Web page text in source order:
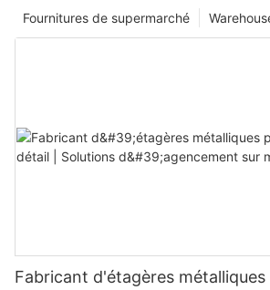
Fournitures de supermarché
Fabricant d'étagères métalliques